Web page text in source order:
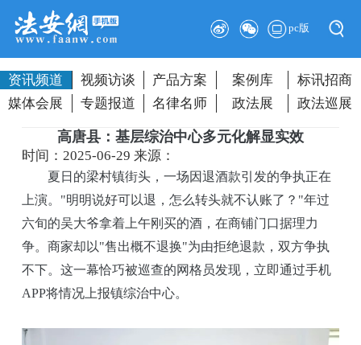
pc版
资讯频道 视频访谈 产品方案 案例库
标讯招商
媒体会展
专题报道 名律名师 政法展 政法巡展
高唐县：基层综治中心多元化解显实效
时间：2025-06-29来源：
夏日的梁村镇街头，一场因退酒款引发的争执正在
上演。"明明说好可以退，怎么转头就不认账了？"年过
六旬的吴大爷拿着上午刚买的酒，在商铺门口据理力
争。商家却以"售出概不退换"为由拒绝退款，双方争执
不下。这一幕恰巧被巡查的网格员发现，立即通过手机
APP将情况上报镇综治中心。